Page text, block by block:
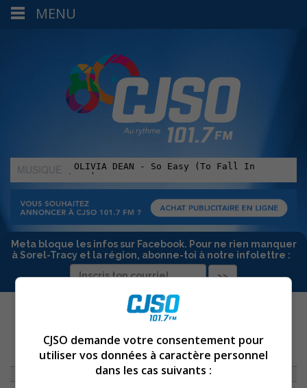
MUSIQUE
:
Meta bloque les infos sur Facebook. Pour ne rien manquer
à Sorel-Tracy et la région, abonne-toi à notre infolettre :
ACCUEIL»ACTUALITÉS»ENREGISTREMENT DEVANT PUBLIC D’UN
ÉPISODE DE LA SÉRIE DE BALADOS « CORINA ET LA CHOSE MUNICIPALE »
CORINABASTIANIBALADOS
MENU
CJSO demande votre consentement pour
utiliser vos données à caractère personnel
dans les cas suivants :